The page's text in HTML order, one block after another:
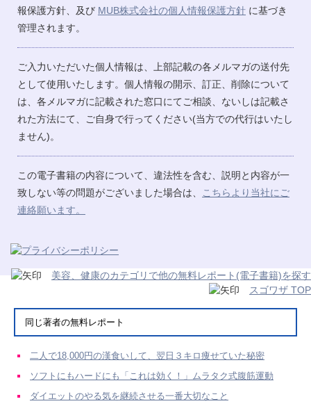
報保護方針、及び MUB株式会社の個人情報保護方針 に基づき
管理されます。
ご入力いただいた個人情報は、上部記載の各メルマガの送付先
として使用いたします。個人情報の開示、訂正、削除について
は、各メルマガに記載された窓口にてご相談、ないしは記載さ
れた方法にて、ご自身で行ってください(当方での代行はいたし
ません)。
この電子書籍の内容について、違法性を含む、説明と内容が一
致しない等の問題がございました場合は、
こちらより当社にご
連絡願います。
美容、健康のカテゴリで他の無料レポート(電子書籍)を探す
スゴワザ TOP
同じ著者の無料レポート
二人で18,000円の漢食いして、翌日３キロ痩せていた秘密
ソフトにもハードにも「これは効く！」ムラタク式腹筋運動
ダイエットのやる気を継続させる一番大切なこと